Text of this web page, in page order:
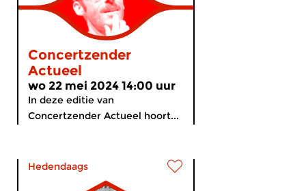
Concertzender
Actueel
wo 22 mei 2024 14:00 uur
In deze editie van
Concertzender Actueel hoort...
Hedendaags